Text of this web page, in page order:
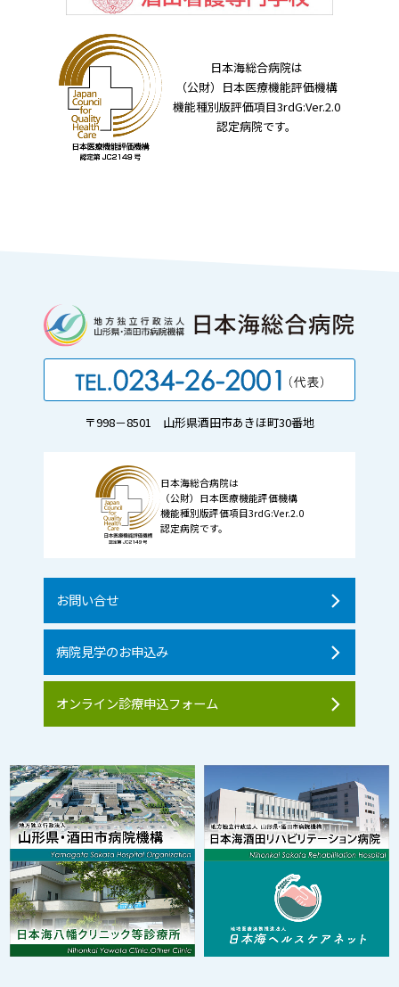
日本海総合病院は
（公財）日本医療機能評価機構
機能種別版評価項目3rdG:Ver.2.0
認定病院です。
〒998－8501 山形県酒田市あきほ町30番地
日本海総合病院は
（公財）日本医療機能評価機構
機能種別版評価項目3rdG:Ver.2.0
認定病院です。
お問い合せ
病院見学のお申込み
オンライン診療申込フォーム